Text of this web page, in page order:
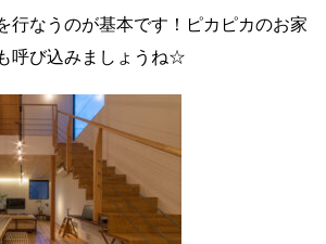
行なうのが基本です！ピカピカのお家
呼び込みましょうね☆